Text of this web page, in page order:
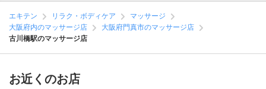
エキテン リラク・ボディケア
マッサージ
大阪府内のマッサージ店
大阪府門真市のマッサージ店
古川橋駅のマッサージ店
お近くのお店